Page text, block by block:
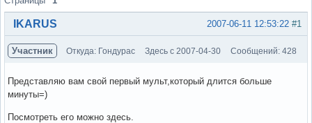
#1
2007-06-11 12:53:22
IKARUS
Участник Откуда: Гондурас Здесь с 2007-04-30 Сообщений: 428
Представляю вам свой первый мульт,который длится больше
минуты=)
Посмотреть его можно здесь.